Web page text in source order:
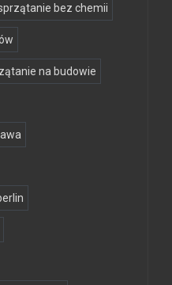
bez chemii
na budowie